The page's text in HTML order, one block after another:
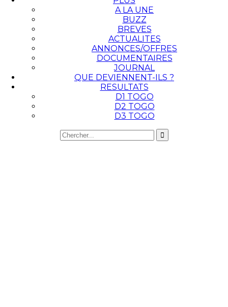
A LA UNE
BUZZ
BREVES
ACTUALITES
ANNONCES/OFFRES
DOCUMENTAIRES
JOURNAL
QUE DEVIENNENT-ILS ?
RESULTATS
D1 TOGO
D2 TOGO
D3 TOGO